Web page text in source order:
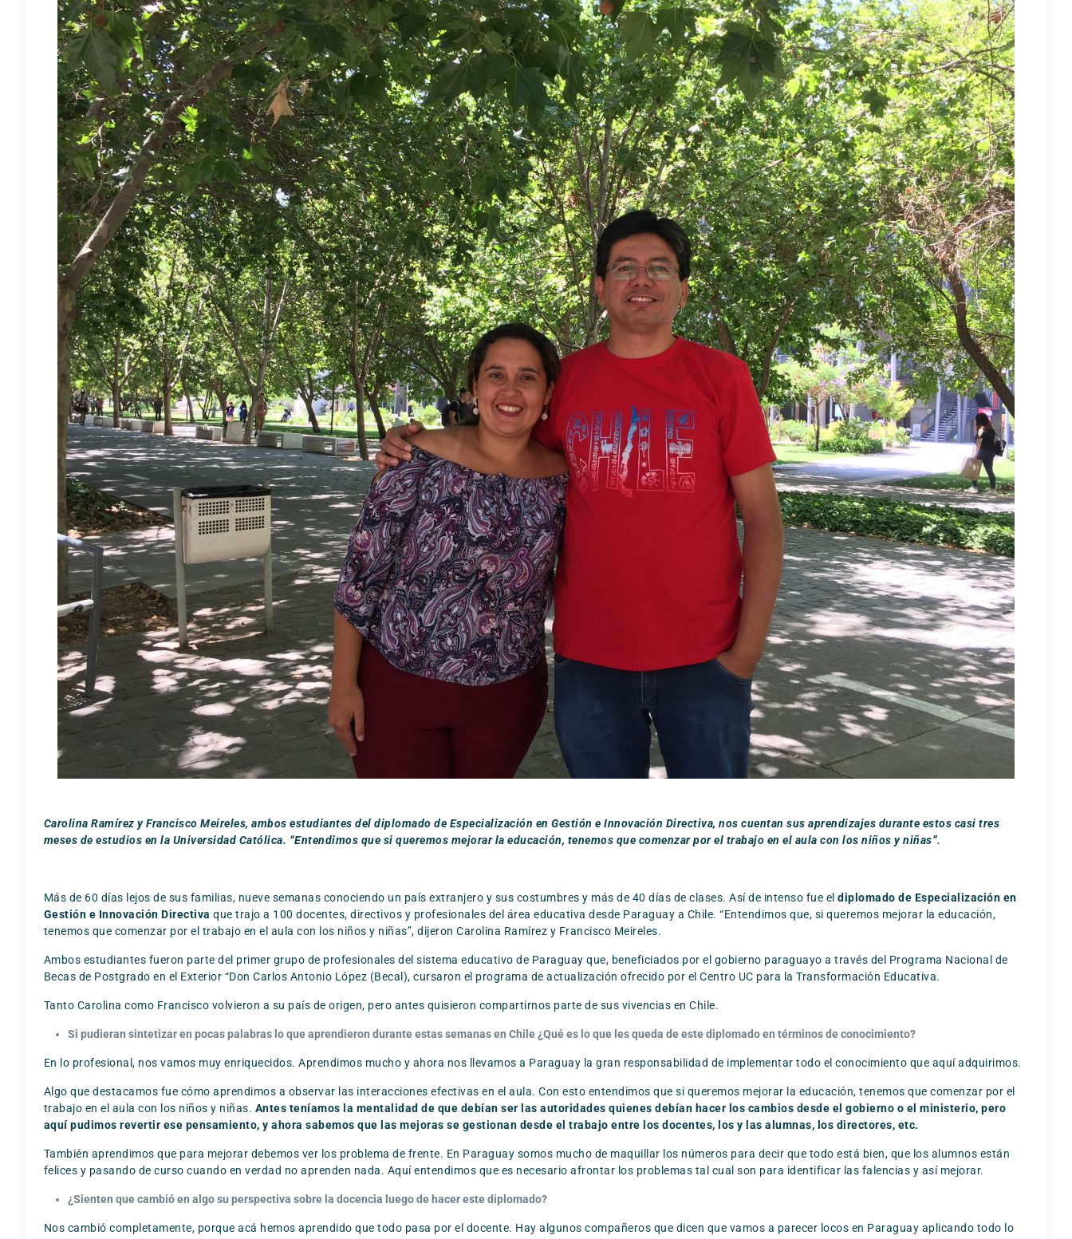
Carolina Ramírez y Francisco Meireles, ambos estudiantes del diplomado de Especialización en Gestión e Innovación Directiva, nos cuentan sus aprendizajes durante estos casi tres
meses de estudios en la Universidad Católica. “Entendimos que si queremos mejorar la educación, tenemos que comenzar por el trabajo en el aula con los niños y niñas”.
Más de 60 días lejos de sus familias, nueve semanas conociendo un país extranjero y sus costumbres y más de 40 días de clases. Así de intenso fue eldiplomado de Especialización en
Gestión e Innovación Directiva que trajo a 100 docentes, directivos y profesionales del área educativa desde Paraguay a Chile. “Entendimos que, si queremos mejorar la educación,
tenemos que comenzar por el trabajo en el aula con los niños y niñas”, dijeron Carolina Ramírez y Francisco Meireles.
Ambos estudiantes fueron parte del primer grupo de profesionales del sistema educativo de Paraguay que, beneficiados por el gobierno paraguayo a través del Programa Nacional de
Becas de Postgrado en el Exterior “Don Carlos Antonio López (Becal), cursaron el programa de actualización ofrecido por el Centro UC para la Transformación Educativa.
Tanto Carolina como Francisco volvieron a su país de origen, pero antes quisieron compartirnos parte de sus vivencias en Chile.
Si pudieran sintetizar en pocas palabras lo que aprendieron durante estas semanas en Chile ¿Qué es lo que les queda de este diplomado en términos de conocimiento?
En lo profesional, nos vamos muy enriquecidos. Aprendimos mucho y ahora nos llevamos a Paraguay la gran responsabilidad de implementar todo el conocimiento que aquí adquirimos.
Algo que destacamos fue cómo aprendimos a observar las interacciones efectivas en el aula. Con esto entendimos que si queremos mejorar la educación, tenemos que comenzar por el
trabajo en el aula con los niños y niñas. Antes teníamos la mentalidad de que debían ser las autoridades quienes debían hacer los cambios desde el gobierno o el ministerio, pero
aquí pudimos revertir ese pensamiento, y ahora sabemos que las mejoras se gestionan desde el trabajo entre los docentes, los y las alumnas, los directores, etc.
También aprendimos que para mejorar debemos ver los problema de frente. En Paraguay somos mucho de maquillar los números para decir que todo está bien, que los alumnos están
felices y pasando de curso cuando en verdad no aprenden nada. Aquí entendimos que es necesario afrontar los problemas tal cual son para identificar las falencias y así mejorar.
¿Sienten que cambió en algo su perspectiva sobre la docencia luego de hacer este diplomado?
Nos cambió completamente, porque acá hemos aprendido que todo pasa por el docente. Hay algunos compañeros que dicen que vamos a parecer locos en Paraguay aplicando todo lo